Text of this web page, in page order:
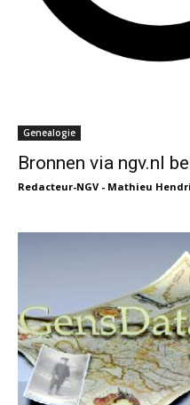
Genealogie
Bronnen via ngv.nl
Redacteur-NGV - Mathieu